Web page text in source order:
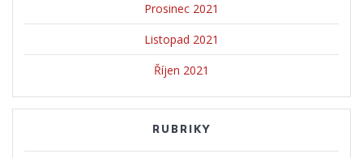
Prosinec 2021
Listopad 2021
Říjen 2021
RUBRIKY